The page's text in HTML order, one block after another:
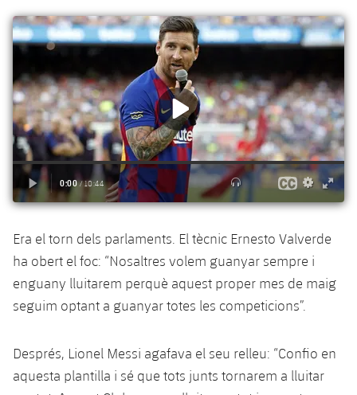
La Masia
Serveis Mèdics
Accessibilitat
plusicon
més
Acreditacions
Instal·lacions
SUB8 A
SUB8 B
Jugadors
Fotos
Història
Palmarès
Jugadors
Fotos
Cadet B
Infantil B
Calendari
Entrades
Resultats
Classificació
Jugadors
Palmarès
Història
Actualitat
Calendari
Resultats
Jugadors
Classificació
Base
plusicon
més
Actualitat
Juvenil
Cadet
Infantil
Aleví
Campus Verano
PLUSICON
MÉS
Primer equip
plusicon
més
Actualitat
Calendari
Entrades
Classificació
Barça Atlètic
plusicon
més
Actualitat
Calendari
Jugadors
plusicon
més
Actualitat
Junior
Campus Estiu
PLUSICON
MÉS
Informació general
plusicon
més
Era el torn dels parlaments. El tècnic Ernesto Valverde
ha obert el foc: “Nosaltres volem guanyar sempre i
enguany lluitarem perquè aquest proper mes de maig
seguim optant a guanyar totes les competicions”.
Després, Lionel Messi agafava el seu relleu: “Confio en
aquesta plantilla i sé que tots junts tornarem a lluitar